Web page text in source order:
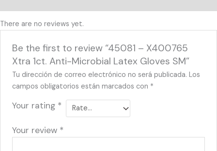
There are no reviews yet.
Be the first to review “45081 – X400765
Xtra 1ct. Anti-Microbial Latex Gloves SM”
Tu dirección de correo electrónico no será publicada. Los
campos obligatorios están marcados con *
Your rating *
Your review *